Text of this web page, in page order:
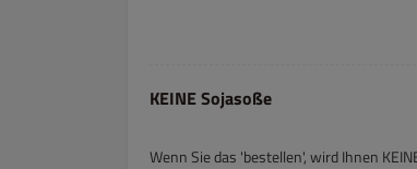
KEINE Sojasoße
Wenn Sie das 'bestellen', wird Ihnen